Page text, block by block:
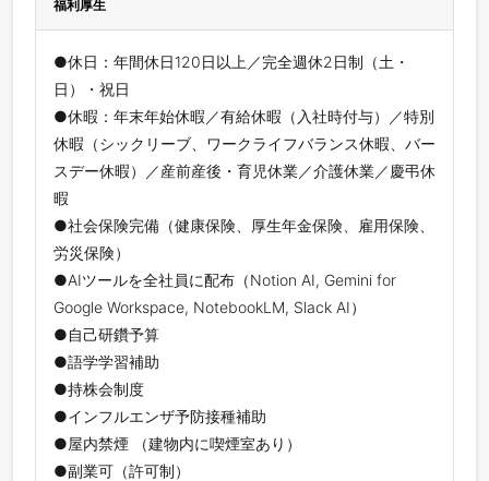
福利厚生
●休日：年間休日120日以上／完全週休2日制（土・
日）・祝日
●休暇：年末年始休暇／有給休暇（入社時付与）／特別
休暇（シックリーブ、ワークライフバランス休暇、バー
スデー休暇）／産前産後・育児休業／介護休業／慶弔休
暇
●社会保険完備（健康保険、厚生年金保険、雇用保険、
労災保険）
●AIツールを全社員に配布（Notion AI, Gemini for
Google Workspace, NotebookLM, Slack AI）
●自己研鑽予算
●語学学習補助
●持株会制度
●インフルエンザ予防接種補助
●屋内禁煙 （建物内に喫煙室あり）
●副業可（許可制）